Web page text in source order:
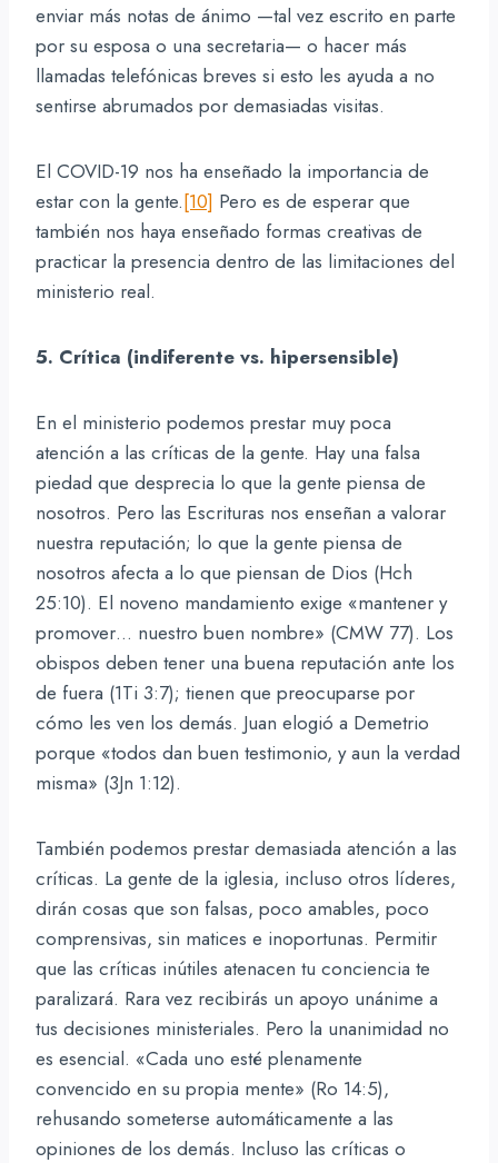
enviar más notas de ánimo —tal vez escrito en parte
por su esposa o una secretaria— o hacer más
llamadas telefónicas breves si esto les ayuda a no
sentirse abrumados por demasiadas visitas.
El COVID-19 nos ha enseñado la importancia de
estar con la gente.[10] Pero es de esperar que
también nos haya enseñado formas creativas de
practicar la presencia dentro de las limitaciones del
ministerio real.
5. Crítica (indiferente vs. hipersensible)
En el ministerio podemos prestar muy poca
atención a las críticas de la gente. Hay una falsa
piedad que desprecia lo que la gente piensa de
nosotros. Pero las Escrituras nos enseñan a valorar
nuestra reputación; lo que la gente piensa de
nosotros afecta a lo que piensan de Dios (Hch
25:10). El noveno mandamiento exige «mantener y
promover… nuestro buen nombre» (CMW 77). Los
obispos deben tener una buena reputación ante los
de fuera (1Ti 3:7); tienen que preocuparse por
cómo les ven los demás. Juan elogió a Demetrio
porque «todos dan buen testimonio, y aun la verdad
misma» (3Jn 1:12).
También podemos prestar demasiada atención a las
críticas. La gente de la iglesia, incluso otros líderes,
dirán cosas que son falsas, poco amables, poco
comprensivas, sin matices e inoportunas. Permitir
que las críticas inútiles atenacen tu conciencia te
paralizará. Rara vez recibirás un apoyo unánime a
tus decisiones ministeriales. Pero la unanimidad no
es esencial. «Cada uno esté plenamente
convencido en su propia mente» (Ro 14:5),
rehusando someterse automáticamente a las
opiniones de los demás. Incluso las críticas o